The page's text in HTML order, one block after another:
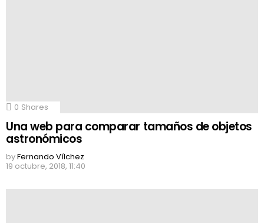
0 Shares
Una web para comparar tamaños de objetos
astronómicos
byFernando Vílchez
19 octubre, 2018, 11:40